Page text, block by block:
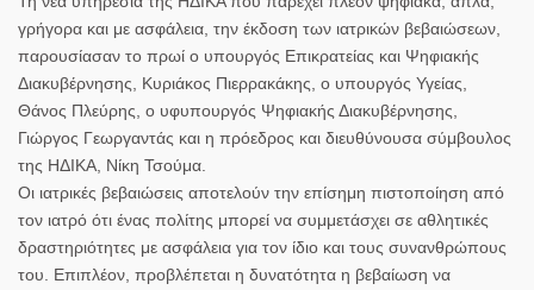
γρήγορα και με ασφάλεια, την έκδοση των ιατρικών βεβαιώσεων,
παρουσίασαν το πρωί ο υπουργός Επικρατείας και Ψηφιακής
Διακυβέρνησης, Κυριάκος Πιερρακάκης, ο υπουργός Υγείας,
Θάνος Πλεύρης, ο υφυπουργός Ψηφιακής Διακυβέρνησης,
Γιώργος Γεωργαντάς και η πρόεδρος και διευθύνουσα σύμβουλος
της ΗΔΙΚΑ, Νίκη Τσούμα.
Οι ιατρικές βεβαιώσεις αποτελούν την επίσημη πιστοποίηση από
τον ιατρό ότι ένας πολίτης μπορεί να συμμετάσχει σε αθλητικές
δραστηριότητες με ασφάλεια για τον ίδιο και τους συνανθρώπους
του. Επιπλέον, προβλέπεται η δυνατότητα η βεβαίωση να